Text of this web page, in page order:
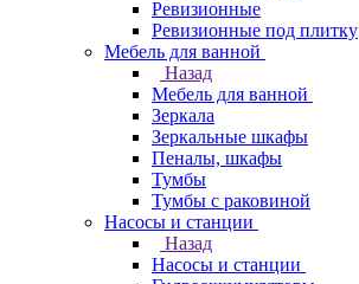
Ревизионные
Ревизионные под плитку
Мебель для ванной
Назад
Мебель для ванной
Зеркала
Зеркальные шкафы
Пеналы, шкафы
Тумбы
Тумбы с раковиной
Насосы и станции
Назад
Насосы и станции